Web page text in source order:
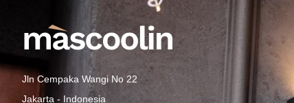
Jln Cempaka Wangi No 22
Jakarta - Indonesia